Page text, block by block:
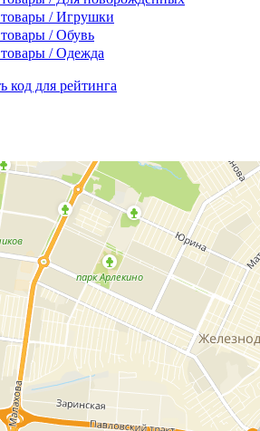
товары / Игрушки
/ Обувь
/ Одежда
код для рейтинга